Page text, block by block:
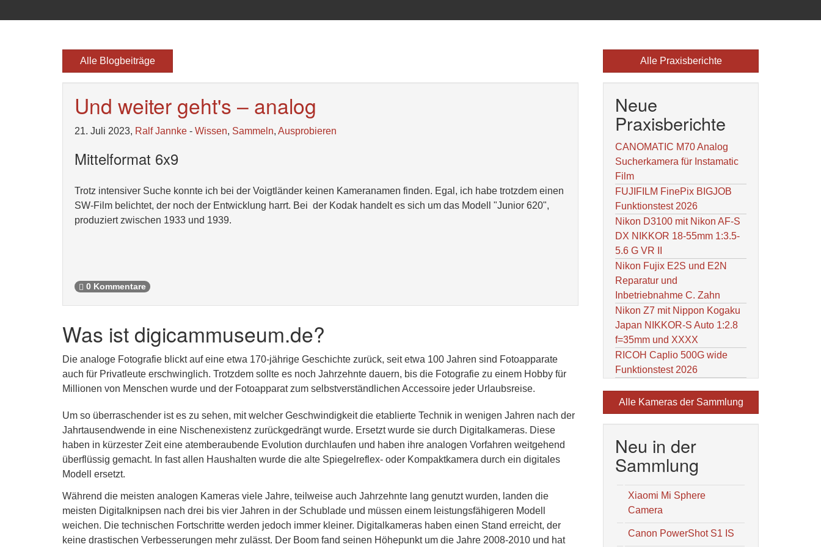
Alle Blogbeiträge
Und weiter geht's – analog
21. Juli 2023, Ralf Jannke - Wissen, Sammeln, Ausprobieren
Mittelformat 6x9
Trotz intensiver Suche konnte ich bei der Voigtländer keinen Kameranamen finden. Egal, ich habe trotzdem einen
SW-Film belichtet, der noch der Entwicklung harrt. Bei der Kodak handelt es sich um das Modell "Junior 620",
produziert zwischen 1933 und 1939.
0 Kommentare
Was ist digicammuseum.de?
Die analoge Fotografie blickt auf eine etwa 170-jährige Geschichte zurück, seit etwa 100 Jahren sind Fotoapparate
auch für Privatleute erschwinglich. Trotzdem sollte es noch Jahrzehnte dauern, bis die Fotografie zu einem Hobby für
Millionen von Menschen wurde und der Fotoapparat zum selbstverständlichen Accessoire jeder Urlaubsreise.
Um so überraschender ist es zu sehen, mit welcher Geschwindigkeit die etablierte Technik in wenigen Jahren nach der
Jahrtausendwende in eine Nischenexistenz zurückgedrängt wurde. Ersetzt wurde sie durch Digitalkameras. Diese
haben in kürzester Zeit eine atemberaubende Evolution durchlaufen und haben ihre analogen Vorfahren weitgehend
überflüssig gemacht. In fast allen Haushalten wurde die alte Spiegelreflex- oder Kompaktkamera durch ein digitales
Modell ersetzt.
Während die meisten analogen Kameras viele Jahre, teilweise auch Jahrzehnte lang genutzt wurden, landen die
meisten Digitalknipsen nach drei bis vier Jahren in der Schublade und müssen einem leistungsfähigeren Modell
weichen. Die technischen Fortschritte werden jedoch immer kleiner. Digitalkameras haben einen Stand erreicht, der
keine drastischen Verbesserungen mehr zulässt. Der Boom fand seinen Höhepunkt um die Jahre 2008-2010 und hat
Alle Praxisberichte
Neue
Praxisberichte
CANOMATIC M70 Analog
Sucherkamera für Instamatic
Film
FUJIFILM FinePix BIGJOB
Funktionstest 2026
Nikon D3100 mit Nikon AF-S
DX NIKKOR 18-55mm 1:3.5-
5.6 G VR II
Nikon Fujix E2S und E2N
Reparatur und
Inbetriebnahme C. Zahn
Nikon Z7 mit Nippon Kogaku
Japan NIKKOR-S Auto 1:2.8
f=35mm und XXXX
RICOH Caplio 500G wide
Funktionstest 2026
Alle Kameras der Sammlung
Neu in der
Sammlung
Xiaomi Mi Sphere
Camera
Canon PowerShot S1 IS